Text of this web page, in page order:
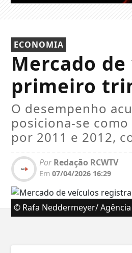
ECONOMIA
Mercado
primeiro
O desempenho
posiciona-se
por 2011 e 2012,
PorRedação RCWTV
Em 07/04/2026 16:29
© Rafa Neddermeyer/